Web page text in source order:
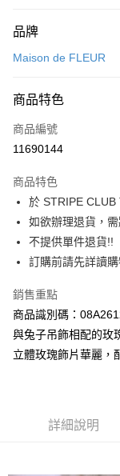
信用卡一次付款
3 期 0 利率 每期
合作金庫商業銀行
上海商業儲蓄銀行
臺灣中小企業銀行
匯豐（台灣）商業
聯邦商業銀行
元大商業銀行
玉山商業銀行
台灣樂天信用卡公司
超商取貨付款
LINE Pay
Apple Pay
街口支付
悠遊付
大哥付你分期
相關說明
【大哥付你分期使用說
1.本服務由台灣大哥大
4.訂單成立30分鐘內
AFTEE先享後付
便利好安心！
１．簡單：不需註冊會
品牌
Maison de FLEUR
商品特色
商品編號
11690144
商品特色
於 STRIPE CLUB
如欲辦理退貨，
不提供單件退貨!!
訂購前請先詳讀
銷售重點
商品識別碼：
與兔子吊飾相配的玫
立體玫瑰飾片華麗，
詳細說明